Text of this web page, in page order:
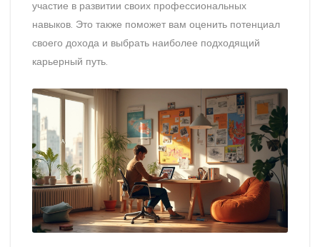
участие в развитии своих профессиональных
навыков. Это также поможет вам оценить потенциал
своего дохода и выбрать наиболее подходящий
карьерный путь.